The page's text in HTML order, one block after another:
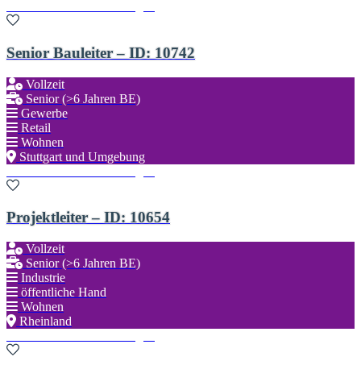
Senior Bauleiter – ID: 10742
Vollzeit
Senior (>6 Jahren BE)
Gewerbe
Retail
Wohnen
Stuttgart und Umgebung
Projektleiter – ID: 10654
Vollzeit
Senior (>6 Jahren BE)
Industrie
öffentliche Hand
Wohnen
Rheinland